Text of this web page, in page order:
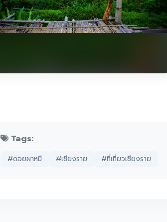
Tags:
#ดอยผาหมี #เชียงราย #ที่เที่ยวเชียงราย